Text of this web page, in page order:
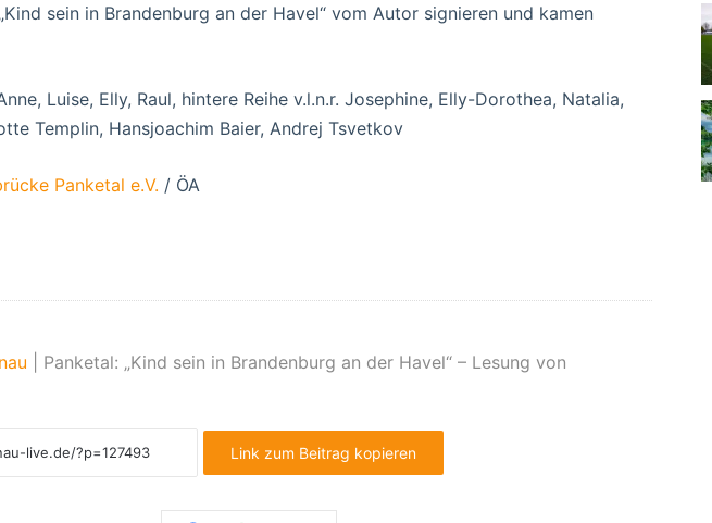
sein in Brandenburg an der Havel“ vom Autor signieren und kamen
Luise, Elly, Raul, hintere Reihe v.l.n.r. Josephine, Elly-Dorothea, Natalia,
Templin, Hansjoachim Baier, Andrej Tsvetkov
Panketal e.V. / ÖA
Panketal: „Kind sein in Brandenburg an der Havel“ – Lesung von
Link zum Beitrag kopieren